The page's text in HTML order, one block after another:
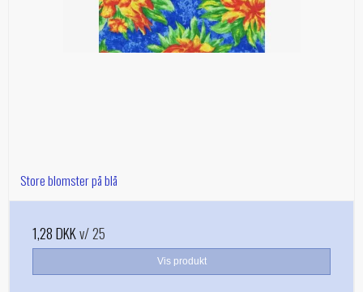
Store blomster på blå
1,28 DKKv/ 25
Vis produkt